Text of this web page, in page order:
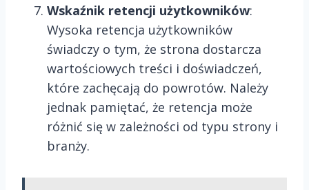
Wskaźnik retencji użytkowników:
Wysoka retencja użytkowników
świadczy o tym, że strona dostarcza
wartościowych treści i doświadczeń,
które zachęcają do powrotów. Należy
jednak pamiętać, że retencja może
różnić się w zależności od typu strony i
branży.